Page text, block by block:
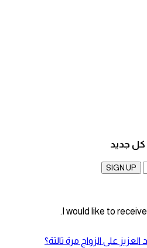
كل جديد
SIGN UP
I would like to